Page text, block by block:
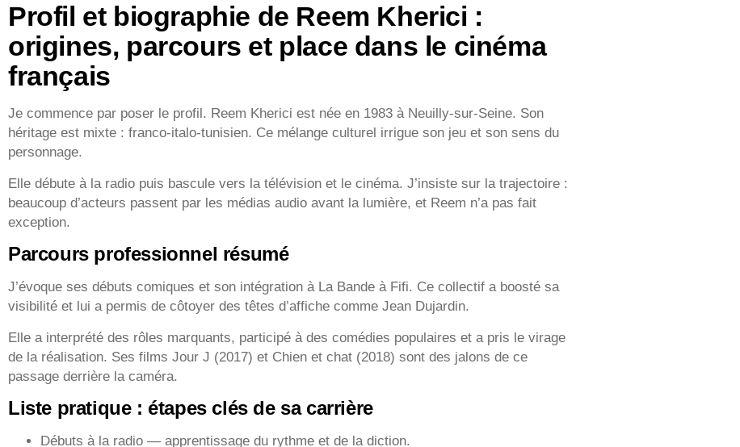
Profil et biographie de Reem Kherici :
origines, parcours et place dans le cinéma
français
Je commence par poser le profil. Reem Kherici est née en 1983 à Neuilly‑sur‑Seine. Son
héritage est mixte : franco‑italo‑tunisien. Ce mélange culturel irrigue son jeu et son sens du
personnage.
Elle débute à la radio puis bascule vers la télévision et le cinéma. J’insiste sur la trajectoire :
beaucoup d’acteurs passent par les médias audio avant la lumière, et Reem n’a pas fait
exception.
Parcours professionnel résumé
J’évoque ses débuts comiques et son intégration à La Bande à Fifi. Ce collectif a boosté sa
visibilité et lui a permis de côtoyer des têtes d’affiche comme Jean Dujardin.
Elle a interprété des rôles marquants, participé à des comédies populaires et a pris le virage
de la réalisation. Ses films Jour J (2017) et Chien et chat (2018) sont des jalons de ce
passage derrière la caméra.
Liste pratique : étapes clés de sa carrière
Débuts à la radio — apprentissage du rythme et de la diction.